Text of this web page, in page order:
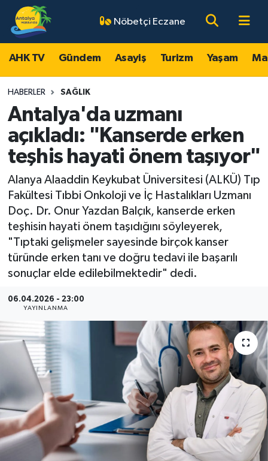
Nöbetçi Eczane
AHK TV Gündem Asayiş Turizm Yaşam
HABERLER SAĞLIK
Antalya'da uzmanı
açıkladı: "Kanserde erken
teşhis hayati önem taşıyor"
Alanya Alaaddin Keykubat Üniversitesi (ALKÜ) Tıp
Fakültesi Tıbbi Onkoloji ve İç Hastalıkları Uzmanı
Doç. Dr. Onur Yazdan Balçık, kanserde erken
teşhisin hayati önem taşıdığını söyleyerek,
"Tıptaki gelişmeler sayesinde birçok kanser
türünde erken tanı ve doğru tedavi ile başarılı
sonuçlar elde edilebilmektedir" dedi.
06.04.2026 - 23:00
YAYINLANMA
AHK TV
Gündem
Asayiş
Turizm
Yaşam
Magazin
Ekonomi
Spor
Resmi Reklamlar
Antalya Nöbetçi Eczaneler
Antalya Hava Durumu
Antalya Namaz Vakitleri
Antalya Trafik Yoğunluk Haritası
Süper Lig Puan Durumu ve Fikstür
Tüm Manşetler
Son Dakika Haberleri
Haber Arşivi